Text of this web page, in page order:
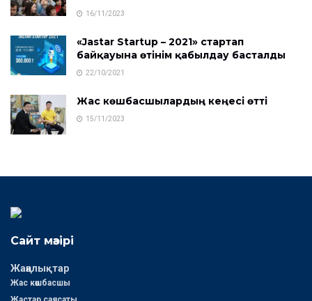
16/11/2023
«Jastar Startup – 2021» стартап
байқауына өтінім қабылдау басталды
22/10/2021
Жас көшбасшылардың кеңесі өтті
15/11/2023
Сайт мәзірі
Жаңалықтар
Жас көшбасшы